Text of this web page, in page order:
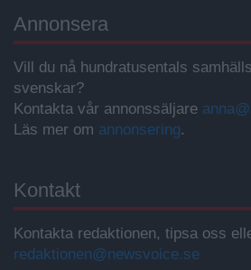
Annonsera
Vill du nå hundratusentals
svenskar?
Kontakta vår annonssäljare
Läs mer om annonsering.
Kontakt
Kontakta redaktionen, tipsa oss
redaktionen@newsvoice.se